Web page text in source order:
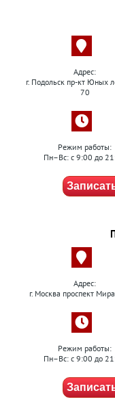
Адрес:
г. Подольск пр-кт Юных
70
Режим работы:
Пн–Вс: с 9:00 до
Адрес:
г. Москва проспект
Режим работы:
Пн–Вс: с 9:00 до